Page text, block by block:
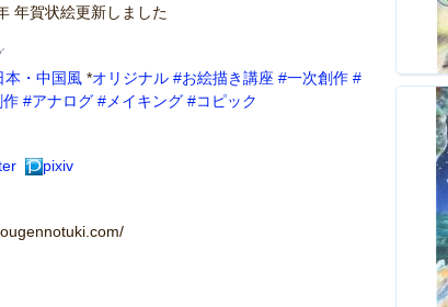
年賀状絵更新しました
本・中国風 *オリジナル #お絵描き講座 #一次創作 #
作 #アナログ #メイキング #コピック
pixiv